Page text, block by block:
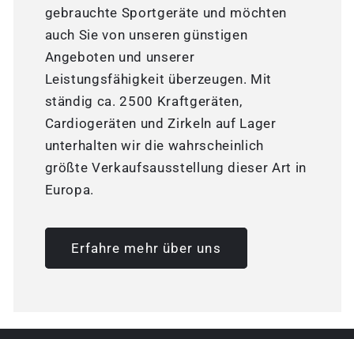
gebrauchte Sportgeräte und möchten
auch Sie von unseren günstigen
Angeboten und unserer
Leistungsfähigkeit überzeugen. Mit
ständig ca. 2500 Kraftgeräten,
Cardiogeräten und Zirkeln auf Lager
unterhalten wir die wahrscheinlich
größte Verkaufsausstellung dieser Art in
Europa.
Erfahre mehr über uns